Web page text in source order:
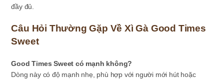
đầy đủ.
Câu Hỏi Thường Gặp Về Xì Gà Good Times
Sweet
Good Times Sweet có mạnh không?
Dòng này có độ mạnh nhẹ, phù hợp với người mới hút hoặc